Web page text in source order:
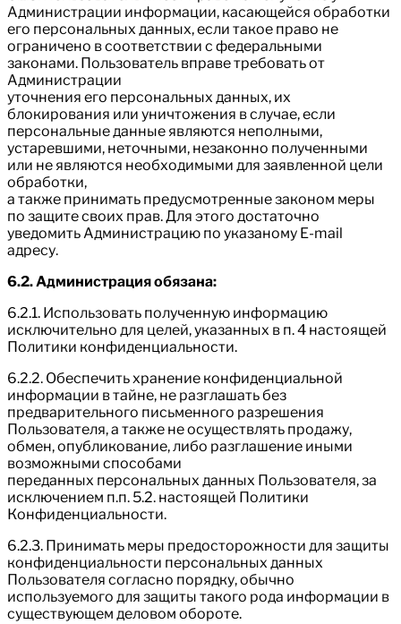
Администрации информации, касающейся обработки
его персональных данных, если такое право не
ограничено в соответствии с федеральными
законами. Пользователь вправе требовать от
Администрации
уточнения его персональных данных, их
блокирования или уничтожения в случае, если
персональные данные являются неполными,
устаревшими, неточными, незаконно полученными
или не являются необходимыми для заявленной цели
обработки,
а также принимать предусмотренные законом меры
по защите своих прав. Для этого достаточно
уведомить Администрацию по указаному E-mail
адресу.
6.2. Администрация обязана:
6.2.1. Использовать полученную информацию
исключительно для целей, указанных в п. 4 настоящей
Политики конфиденциальности.
6.2.2. Обеспечить хранение конфиденциальной
информации в тайне, не разглашать без
предварительного письменного разрешения
Пользователя, а также не осуществлять продажу,
обмен, опубликование, либо разглашение иными
возможными способами
переданных персональных данных Пользователя, за
исключением п.п. 5.2. настоящей Политики
Конфиденциальности.
6.2.3. Принимать меры предосторожности для защиты
конфиденциальности персональных данных
Пользователя согласно порядку, обычно
используемого для защиты такого рода информации в
существующем деловом обороте.